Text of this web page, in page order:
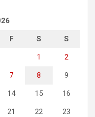
F S S
1 2
7 8 9
14 15 16
21 22 23